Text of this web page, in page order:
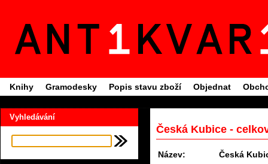
Knihy Gramodesky Popis stavu zboží Objednat
Vyhledávání
Česká Kubice -
Název:
Česká